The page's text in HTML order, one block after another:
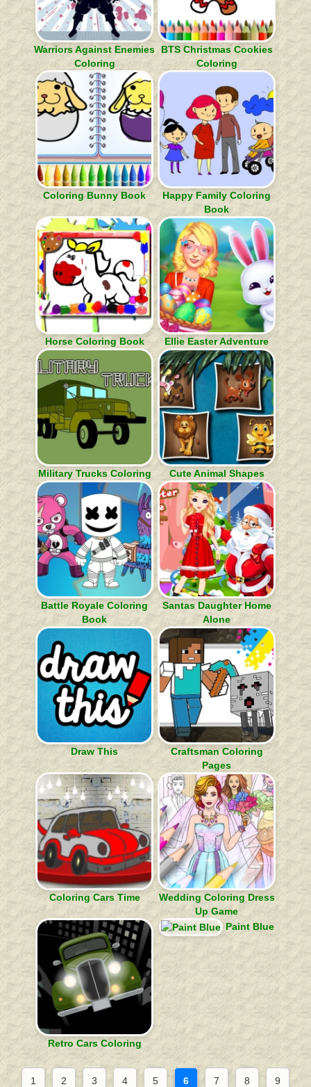
Warriors Against Enemies
Coloring
BTS Christmas Cookies
Coloring
Coloring Bunny Book
Happy Family Coloring
Book
Horse Coloring Book Ellie Easter Adventure
Military Trucks Coloring Cute Animal Shapes
Battle Royale Coloring
Book
Santas Daughter Home
Alone
Draw This
Craftsman Coloring
Pages
Coloring Cars Time
Wedding Coloring Dress
Up Game
Retro Cars Coloring
Paint Blue
1 2 3 4 5 6 7 8 9